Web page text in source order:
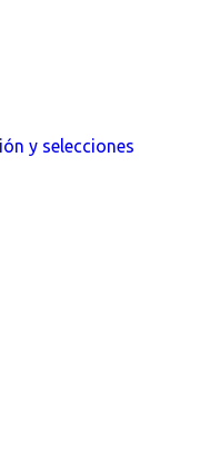
y selecciones